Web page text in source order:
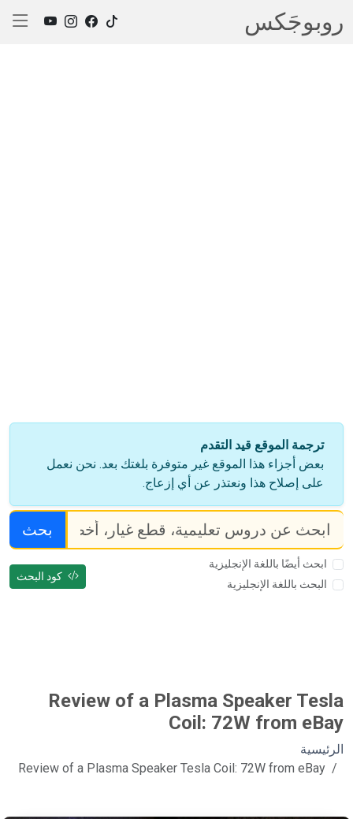
روبوجَکس
ترجمة الموقع قيد التقدم
بعض أجزاء هذا الموقع غير متوفرة بلغتك بعد. نحن نعمل
على إصلاح هذا ونعتذر عن أي إزعاج.
بحث
ابحث أيضًا باللغة الإنجليزية
البحث باللغة الإنجليزية
كود البحث
Review of a Plasma Speaker Tesla
Coil: 72W from eBay
الرئيسية
Review of a Plasma Speaker Tesla Coil: 72W from eBay